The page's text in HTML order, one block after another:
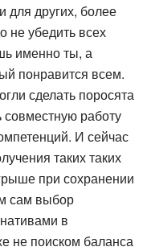
для других, более
не убедить всех
именно ты, а
понравится всем.
сделать поросята
совместную работу
И сейчас
таких таких
при сохранении
сам выбор
в
не поиском баланса